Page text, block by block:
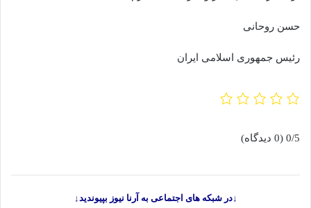
حسن روحانی
رئیس جمهوری اسلامی ایران
0/5 (0 دیدگاه)
↓در شبکه های اجتماعی به آرنا نیوز بپیوندید↓